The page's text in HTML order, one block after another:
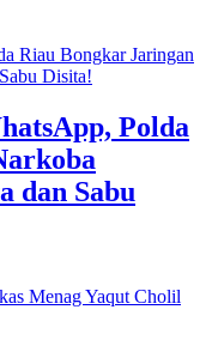
Polda
dan Sabu